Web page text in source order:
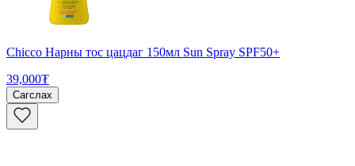
Chicco Нарны тос цацдаг 150мл Sun Spray SPF50+
39,000₮
Сагслах